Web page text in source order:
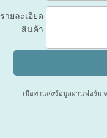
รายละเอียด
สินค้า
เมื่อท่านส่งข้อมูลผ่านฟอร์ม